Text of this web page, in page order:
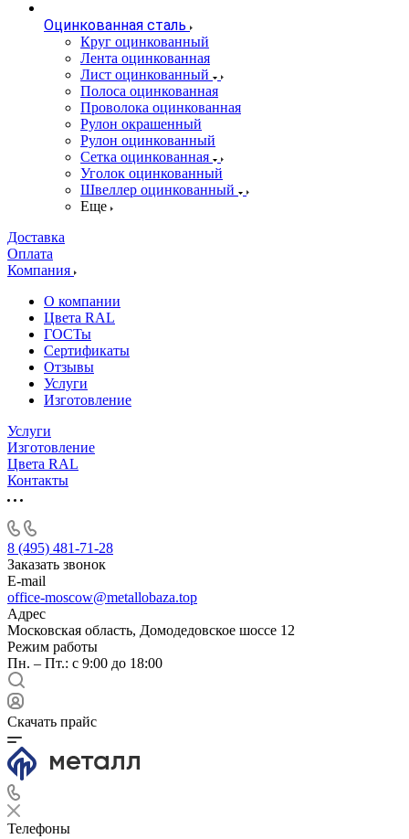
Оцинкованная сталь
Круг оцинкованный
Лента оцинкованная
Лист оцинкованный
Полоса оцинкованная
Проволока оцинкованная
Рулон окрашенный
Рулон оцинкованный
Сетка оцинкованная
Уголок оцинкованный
Швеллер оцинкованный
Еще
Доставка
Оплата
Компания
О компании
Цвета RAL
ГОСТы
Сертификаты
Отзывы
Услуги
Изготовление
Услуги
Изготовление
Цвета RAL
Контакты
8 (495) 481-71-28
Заказать звонок
E-mail
office-moscow@metallobaza.top
Адрес
Московская область, Домодедовское шоссе 12
Режим работы
Пн. – Пт.: с 9:00 до 18:00
Скачать прайс
Телефоны